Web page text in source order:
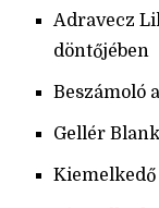
Adravecz
döntőjében
Beszámoló
Gellér